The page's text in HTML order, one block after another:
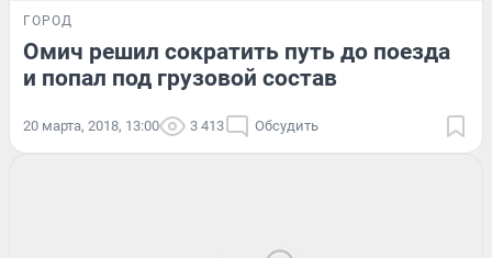
ГОРОД
Омич решил сократить путь до поезда
и попал под грузовой состав
20 марта, 2018, 13:00 3 413 Обсудить